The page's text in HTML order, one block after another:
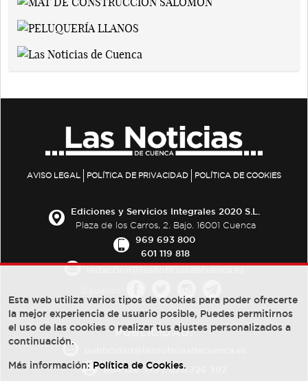
AVISO LEGAL POLÍTICA DE PRIVACIDAD POLÍTICA DE COOKIES
Ediciones y Servicios Integrales 2020 S.L.
Plaza de los Carros, 2. Bajo. 16001 Cuenca
969 693 800
601 119 818
PUBLICIDAD:
684 126 573/670 726 392
Esta web utiliza varios tipos de cookies para poder ofrecerte
la mejor experiencia de usuario posible, Puedes permitirnos
el uso de las cookies o realizar tus ajustes personalizados a
continuación.
Más información: Política de Cookies.